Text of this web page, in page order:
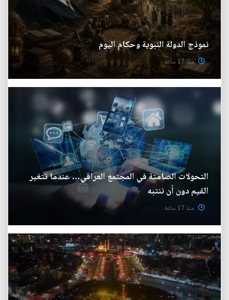
نموذج الدولة النبوية وحكام اليوم
منذ 17 ساعة
التحولات الصامتة في المجتمع العراقي… عندما تتغير
القيم دون أن ننتبه
منذ 17 ساعة